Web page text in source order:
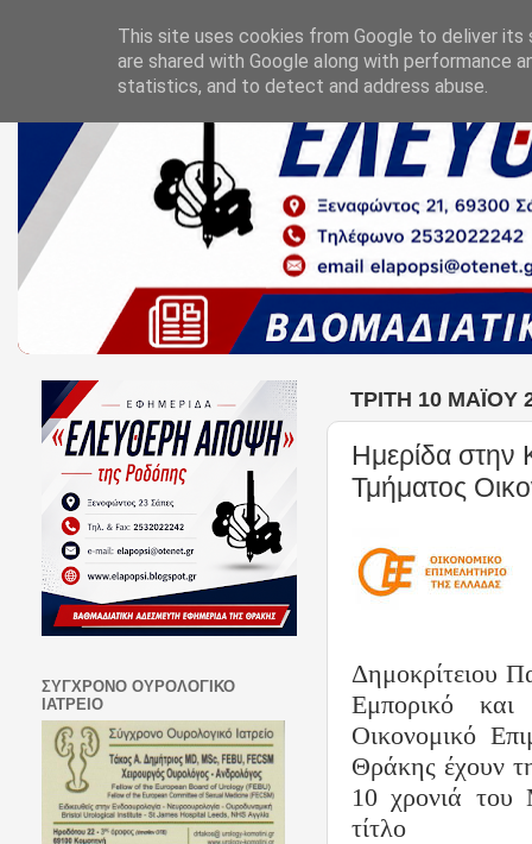
ΤΡΊΤΗ 10 ΜΑΪ́ΟΥ
Ημερίδα στην
Τμήματος
Δημοκρίτειου
Εμπορικό και
Οικονομικό
Θράκης έχουν
10 χρονιά
τίτλο
ΣΥΓΧΡΟΝΟ ΟΥΡΟΛΟΓΙΚΟ
ΙΑΤΡΕΙΟ
This site uses cookies from Google to deliver its
are shared with Google along with performance
statistics, and to detect and address abuse.